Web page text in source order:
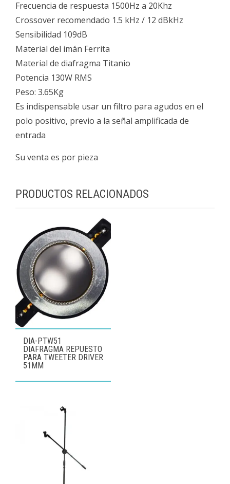
Frecuencia de respuesta 1500Hz a 20Khz
Crossover recomendado 1.5 kHz / 12 dBkHz
Sensibilidad 109dB
Material del imán Ferrita
Material de diafragma Titanio
Potencia 130W RMS
Peso: 3.65Kg
Es indispensable usar un filtro para agudos en el
polo positivo, previo a la señal amplificada de
entrada
Su venta es por pieza
PRODUCTOS RELACIONADOS
DIA-PTW51
DIAFRAGMA REPUESTO
PARA TWEETER DRIVER
51MM